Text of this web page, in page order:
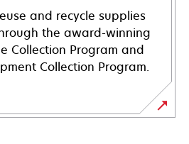
and recycle supplies
the award-winning
Collection Program and
Collection Program.